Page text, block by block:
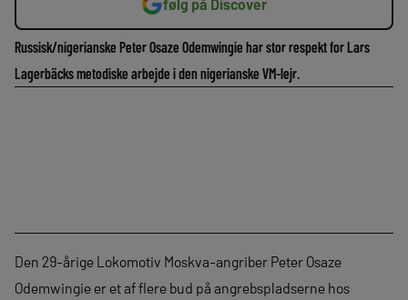
følg på Discover
Russisk/nigerianske Peter Osaze Odemwingie har stor respekt for Lars
Lagerbäcks metodiske arbejde i den nigerianske VM-lejr.
Den 29-årige Lokomotiv Moskva-angriber Peter Osaze
Odemwingie er et af flere bud på angrebspladserne hos